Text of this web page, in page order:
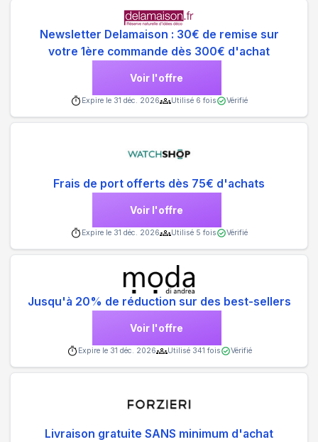
Newsletter Delamaison : 30€ de remise sur
votre 1ère commande dès 300€ d'achat
Voir l'offre
Expire le 31 déc. 2026 Utilisé 6 fois Vérifié
Frais de port offerts dès 75€ d'achats
Voir l'offre
Expire le 31 déc. 2026 Utilisé 5 fois Vérifié
Jusqu'à 20% de réduction sur des best-sellers
Voir l'offre
Expire le 31 déc. 2026 Utilisé 341 fois Vérifié
Livraison gratuite SANS minimum d'achat